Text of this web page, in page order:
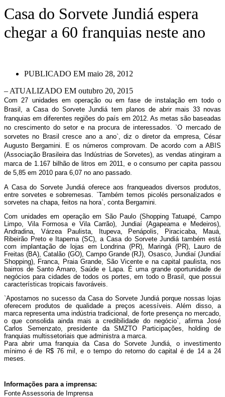
Casa do Sorvete Jundiá espera
chegar a 60 franquias neste ano
PUBLICADO EM maio 28, 2012
– ATUALIZADO EM outubro 20, 2015
Com 27 unidades em operação ou em fase de instalação em todo o
Brasil, a Casa do Sorvete Jundiá tem planos de abrir mais 33 novas
franquias em diferentes regiões do país em 2012. As metas são baseadas
no crescimento do setor e na procura de interessados. `O mercado de
sorvetes no Brasil cresce ano a ano`, diz o diretor da empresa, César
Augusto Bergamini. E os números comprovam. De acordo com a ABIS
(Associação Brasileira das Indústrias de Sorvetes), as vendas atingiram a
marca de 1.167 bilhão de litros em 2011, e o consumo per capita passou
de 5,85 em 2010 para 6,07 no ano passado.
A Casa do Sorvete Jundiá oferece aos franqueados diversos produtos,
entre sorvetes e sobremesas. `Também temos picolés personalizados e
sorvetes na chapa, feitos na hora`, conta Bergamini.
Com unidades em operação em São Paulo (Shopping Tatuapé, Campo
Limpo, Vila Formosa e Vila Carrão), Jundiaí (Agapeama e Medeiros),
Andradina, Várzea Paulista, Itupeva, Penápolis, Piracicaba, Mauá,
Ribeirão Preto e Itapema (SC), a Casa do Sorvete Jundiá também está
com implantação de lojas em Londrina (PR), Maringá (PR), Lauro de
Freitas (BA), Catalão (GO), Campo Grande (RJ), Osasco, Jundiaí (Jundiaí
Shopping), Franca, Praia Grande, São Vicente e na capital paulista, nos
bairros de Santo Amaro, Saúde e Lapa. É uma grande oportunidade de
negócios para cidades de todos os portes, em todo o Brasil, que possui
características tropicais favoráveis.
`Apostamos no sucesso da Casa do Sorvete Jundiá porque nossas lojas
oferecem produtos de qualidade a preços acessíveis. Além disso, a
marca representa uma indústria tradicional, de forte presença no mercado,
o que consolida ainda mais a credibilidade do negócio`, afirma José
Carlos Semenzato, presidente da SMZTO Participações, holding de
franquias multissetoriais que administra a marca.
Para abrir uma franquia da Casa do Sorvete Jundiá, o investimento
mínimo é de R$ 76 mil, e o tempo do retorno do capital é de 14 a 24
meses.
Informações para a imprensa:
Fonte Assessoria de Imprensa